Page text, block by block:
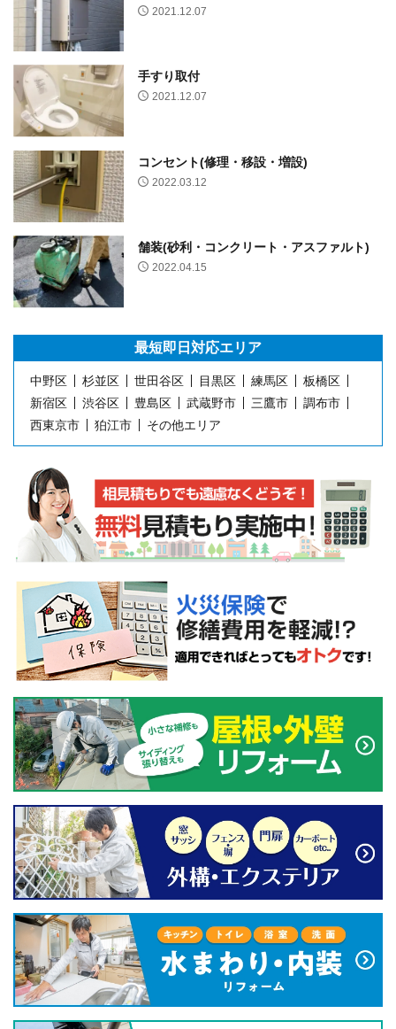
2021.12.07
手すり取付
2021.12.07
コンセント(修理・移設・増設)
2022.03.12
舗装(砂利・コンクリート・アスファルト)
2022.04.15
最短即日 対応エリア
中野区 杉並区 世田谷区 目黒区 練馬区
板橋区
新宿区
渋谷区 豊島区 武蔵野市 三鷹市
調布市
西東京市
狛江市 その他エリア